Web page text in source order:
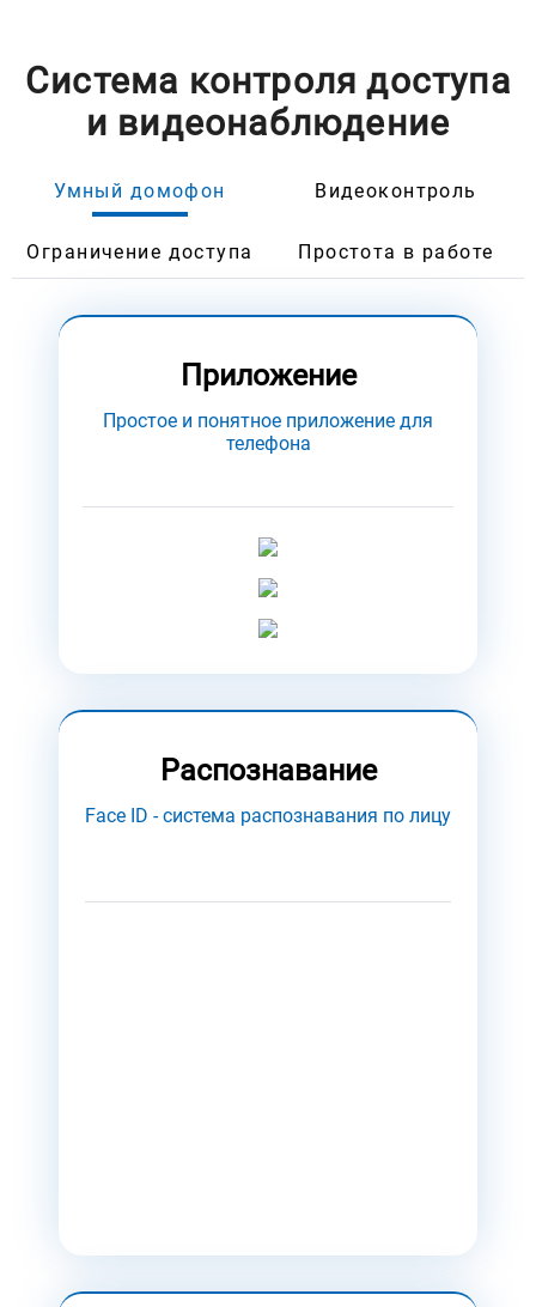
Система контроля доступа
и видеонаблюдение
Умный домофон Видеоконтроль
Ограничение доступа Простота в работе
Приложение
Простое и понятное приложение для
телефона
Распознавание
Face ID - система распознавания по лицу